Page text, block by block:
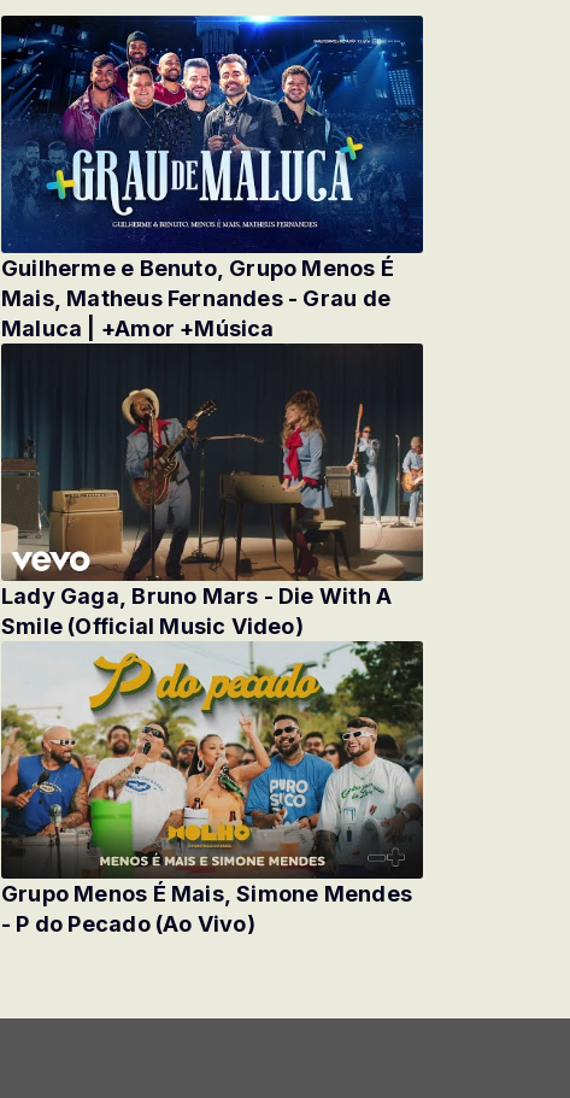
Guilherme e Benuto, Grupo Menos É
Mais, Matheus Fernandes - Grau de
Maluca | +Amor +Música
Lady Gaga, Bruno Mars - Die With A
Smile (Official Music Video)
Grupo Menos É Mais, Simone Mendes
- P do Pecado (Ao Vivo)